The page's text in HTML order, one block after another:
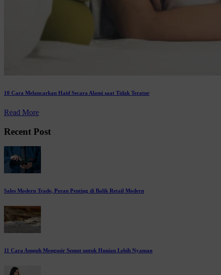
10 Cara Melancarkan Haid Secara Alami saat Tidak Teratur
Read More
Recent Post
Sales Modern Trade, Peran Penting di Balik Retail Modern
11 Cara Ampuh Mengusir Semut untuk Hunian Lebih Nyaman